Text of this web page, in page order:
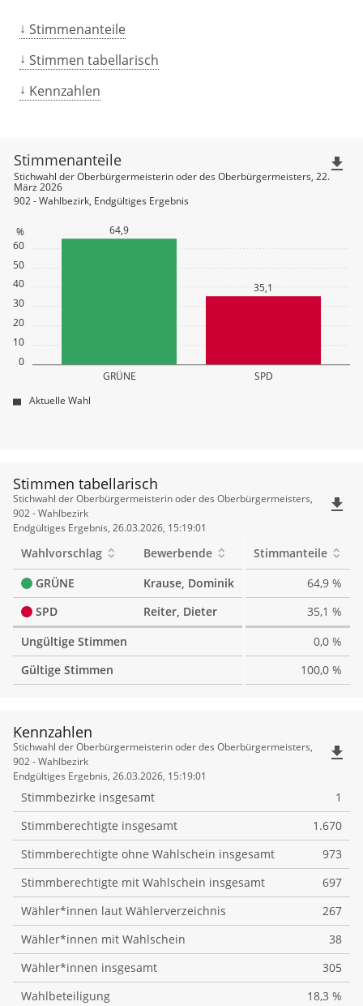
Stimmenanteile
Stimmen tabellarisch
Kennzahlen
0
10
20
30
40
50
60
%
GRÜNE SPD
64,9
35,1
Stimmenanteile
Stichwahl der Oberbürgermeisterin oder des Oberbürgermeisters, 22.
März 2026
902 - Wahlbezirk, Endgültiges Ergebnis
Aktuelle Wahl
file_download
Stimmen tabellarisch
Stimmen
tabellarisch
Stichwahl der Oberbürgermeisterin oder des Oberbürgermeisters,
902 - Wahlbezirk
Endgültiges Ergebnis, 26.03.2026, 15:19:01
file_download
Wahlvorschlag Bewerbende
Stimmanteile
GRÜNE
Krause, Dominik
64,9 %
SPD
Reiter, Dieter
35,1 %
Ungültige Stimmen
0,0 %
Gültige Stimmen
100,0 %
Kennzahlen
Kennzahlen
Stichwahl der Oberbürgermeisterin oder des Oberbürgermeisters,
902 - Wahlbezirk
Endgültiges Ergebnis, 26.03.2026, 15:19:01
file_download
Stimmbezirke insgesamt
1
Stimmberechtigte insgesamt
1.670
Stimmberechtigte ohne Wahlschein insgesamt
973
Stimmberechtigte mit Wahlschein insgesamt
697
Wähler*innen laut Wählerverzeichnis
267
Wähler*innen mit Wahlschein
38
Wähler*innen insgesamt
305
Wahlbeteiligung
18,3 %